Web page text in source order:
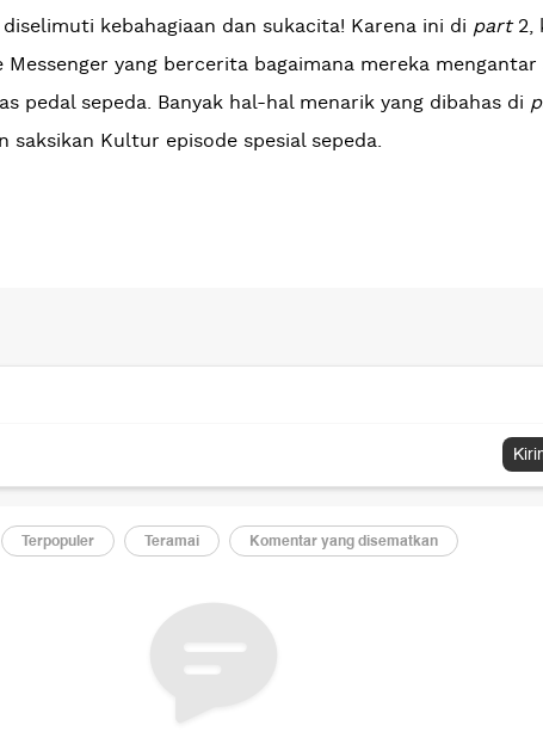
kebahagiaan dan sukacita! Karena ini di part2,
Messenger yang bercerita bagaimana mereka mengantar
pedal sepeda. Banyak hal-hal menarik yang dibahas di
saksikan Kultur episode spesial sepeda.